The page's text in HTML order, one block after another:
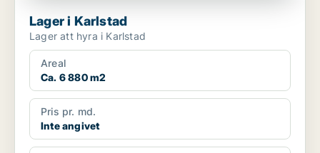
Lager i Karlstad
Lager att hyra i Karlstad
Areal
Ca. 6 880 m2
Pris pr. md.
Inte angivet